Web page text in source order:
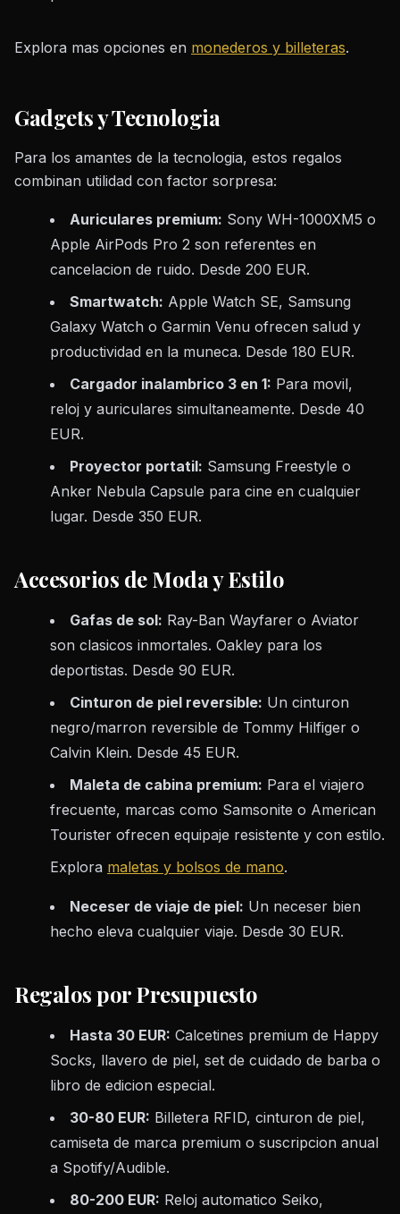
Explora mas opciones en monederos y billeteras.
Gadgets y Tecnologia
Para los amantes de la tecnologia, estos regalos
combinan utilidad con factor sorpresa:
Auriculares premium: Sony WH-1000XM5 o
Apple AirPods Pro 2 son referentes en
cancelacion de ruido. Desde 200 EUR.
Smartwatch: Apple Watch SE, Samsung
Galaxy Watch o Garmin Venu ofrecen salud y
productividad en la muneca. Desde 180 EUR.
Cargador inalambrico 3 en 1: Para movil,
reloj y auriculares simultaneamente. Desde 40
EUR.
Proyector portatil: Samsung Freestyle o
Anker Nebula Capsule para cine en cualquier
lugar. Desde 350 EUR.
Accesorios de Moda y Estilo
Gafas de sol: Ray-Ban Wayfarer o Aviator
son clasicos inmortales. Oakley para los
deportistas. Desde 90 EUR.
Cinturon de piel reversible: Un cinturon
negro/marron reversible de Tommy Hilfiger o
Calvin Klein. Desde 45 EUR.
Maleta de cabina premium: Para el viajero
frecuente, marcas como Samsonite o American
Tourister ofrecen equipaje resistente y con estilo.
Explora maletas y bolsos de mano.
Neceser de viaje de piel: Un neceser bien
hecho eleva cualquier viaje. Desde 30 EUR.
Regalos por Presupuesto
Hasta 30 EUR: Calcetines premium de Happy
Socks, llavero de piel, set de cuidado de barba o
libro de edicion especial.
30-80 EUR: Billetera RFID, cinturon de piel,
camiseta de marca premium o suscripcion anual
a Spotify/Audible.
80-200 EUR: Reloj automatico Seiko,